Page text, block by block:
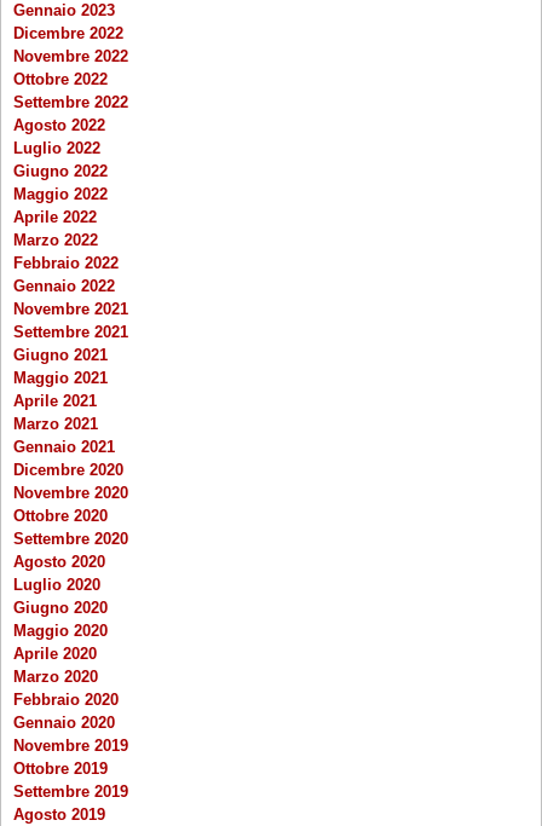
Gennaio 2023
Dicembre 2022
Novembre 2022
Ottobre 2022
Settembre 2022
Agosto 2022
Luglio 2022
Giugno 2022
Maggio 2022
Aprile 2022
Marzo 2022
Febbraio 2022
Gennaio 2022
Novembre 2021
Settembre 2021
Giugno 2021
Maggio 2021
Aprile 2021
Marzo 2021
Gennaio 2021
Dicembre 2020
Novembre 2020
Ottobre 2020
Settembre 2020
Agosto 2020
Luglio 2020
Giugno 2020
Maggio 2020
Aprile 2020
Marzo 2020
Febbraio 2020
Gennaio 2020
Novembre 2019
Ottobre 2019
Settembre 2019
Agosto 2019